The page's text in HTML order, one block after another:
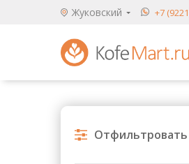
Жуковский +7
Кофе
Отфильтровать